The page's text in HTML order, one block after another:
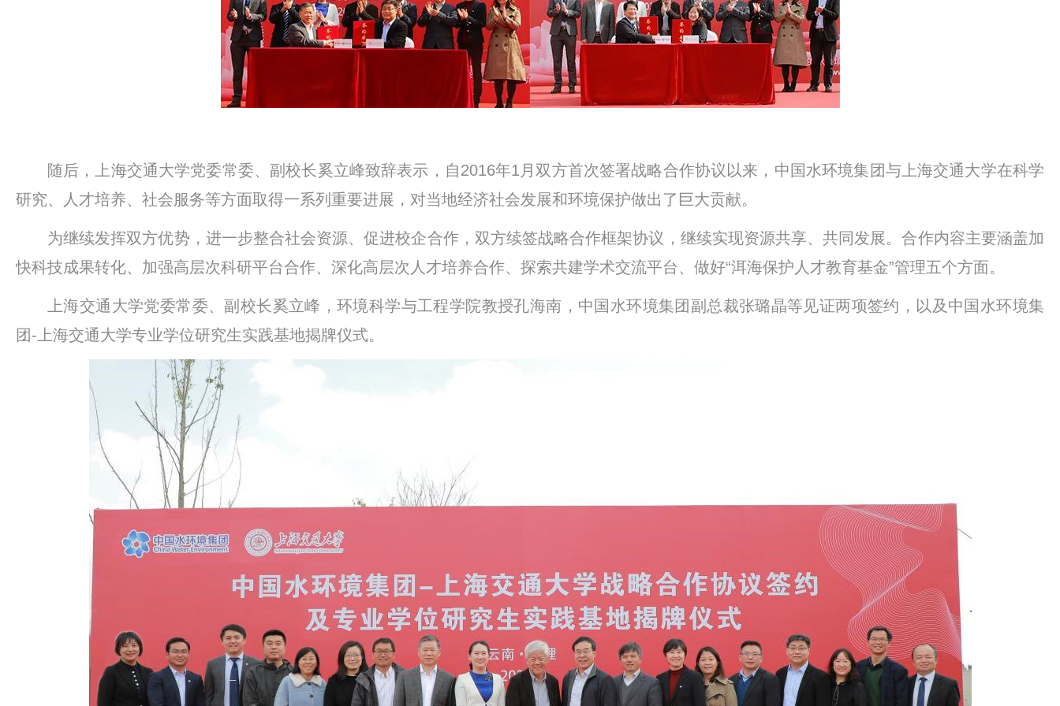
随后，上海交通大学党委常委、副校长奚立峰致辞表示，自2016年1月双方首次签署战略合作协议以来，中国水环境集团与上海交通大学在科学
研究、人才培养、社会服务等方面取得一系列重要进展，对当地经济社会发展和环境保护做出了巨大贡献。
为继续发挥双方优势，进一步整合社会资源、促进校企合作，双方续签战略合作框架协议，继续实现资源共享、共同发展。合作内容主要涵盖加
快科技成果转化、加强高层次科研平台合作、深化高层次人才培养合作、探索共建学术交流平台、做好“洱海保护人才教育基金”管理五个方面。
上海交通大学党委常委、副校长奚立峰，环境科学与工程学院教授孔海南，中国水环境集团副总裁张璐晶等见证两项签约，以及中国水环境集
团-上海交通大学专业学位研究生实践基地揭牌仪式。